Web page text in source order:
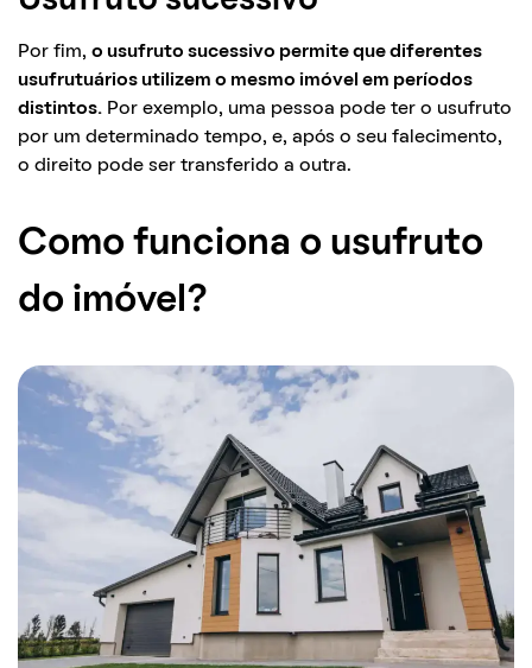
Por fim, o usufruto sucessivo permite que diferentes
usufrutuários utilizem o mesmo imóvel em períodos
distintos. Por exemplo, uma pessoa pode ter o usufruto
por um determinado tempo, e, após o seu falecimento,
o direito pode ser transferido a outra.
Como funciona o usufruto
do imóvel?